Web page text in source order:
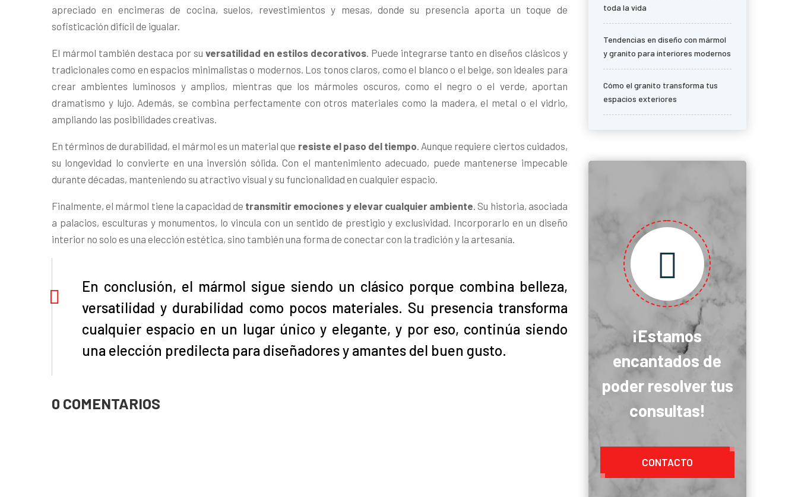
apreciado en encimeras de cocina, suelos, revestimientos y mesas, donde su presencia aporta un toque de
sofisticación difícil de igualar.
El mármol también destaca por su versatilidad en estilos decorativos. Puede integrarse tanto en diseños clásicos y
tradicionales como en espacios minimalistas o modernos. Los tonos claros, como el blanco o el beige, son ideales para
crear ambientes luminosos y amplios, mientras que los mármoles oscuros, como el negro o el verde, aportan
dramatismo y lujo. Además, se combina perfectamente con otros materiales como la madera, el metal o el vidrio,
ampliando las posibilidades creativas.
En términos de durabilidad, el mármol es un material que resiste el paso del tiempo. Aunque requiere ciertos cuidados,
su longevidad lo convierte en una inversión sólida. Con el mantenimiento adecuado, puede mantenerse impecable
durante décadas, manteniendo su atractivo visual y su funcionalidad en cualquier espacio.
Finalmente, el mármol tiene la capacidad de transmitir emociones y elevar cualquier ambiente. Su historia, asociada
a palacios, esculturas y monumentos, lo vincula con un sentido de prestigio y exclusividad. Incorporarlo en un diseño
interior no solo es una elección estética, sino también una forma de conectar con la tradición y la artesanía.
En conclusión, el mármol sigue siendo un clásico porque combina belleza,
versatilidad y durabilidad como pocos materiales. Su presencia transforma
cualquier espacio en un lugar único y elegante, y por eso, continúa siendo
una elección predilecta para diseñadores y amantes del buen gusto.
0 COMENTARIOS
toda la vida
Tendencias en diseño con mármol
y granito para interiores modernos
Cómo el granito transforma tus
espacios exteriores

¡Estamos
encantados de
poder resolver tus
consultas!
CONTACTO